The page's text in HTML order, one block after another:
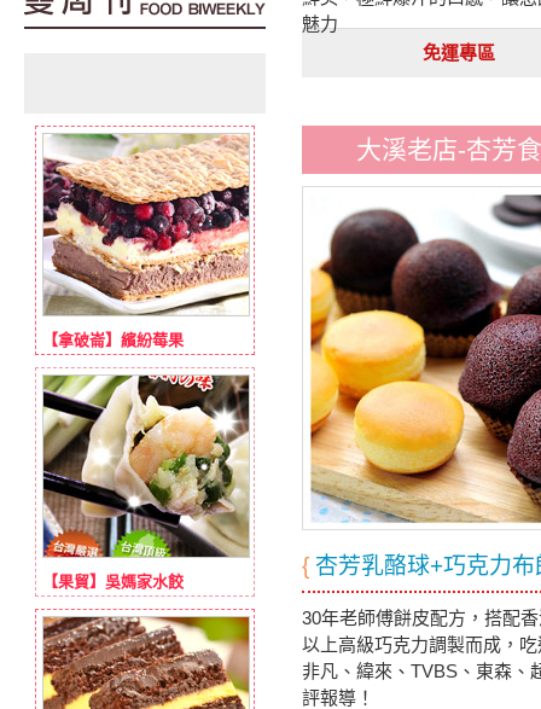
魅力
免運專區
大溪老店-杏芳
{ 杏芳乳酪球+巧克力布
30年老師傅餅皮配方，搭配
以上高級巧克力調製而成，
非凡、緯來、TVBS、東森、
評報導！
【拿破崙】繽紛莓果
【果貿】吳媽家水餃